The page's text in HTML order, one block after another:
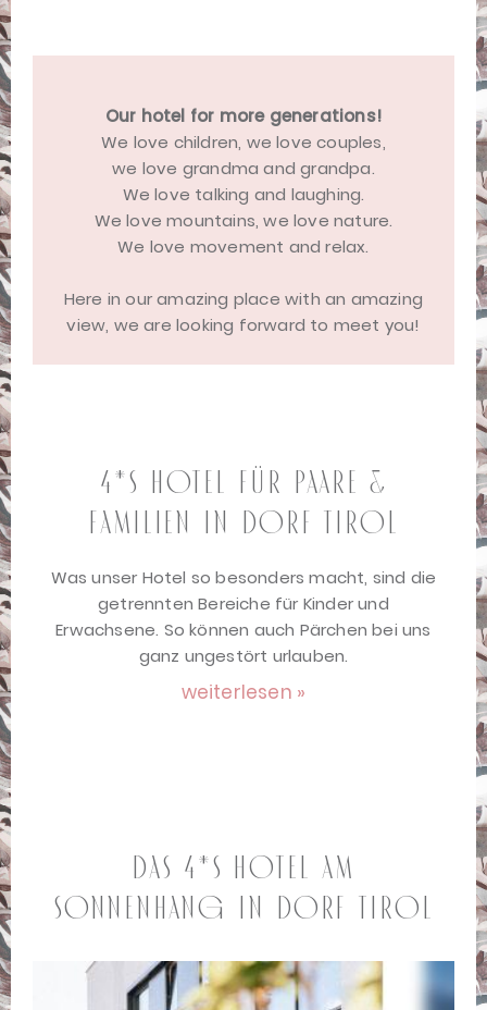
Our hotel for more generations!
We love children, we love couples,
we love grandma and grandpa.
We love talking and laughing.
We love mountains, we love nature.
We love movement and relax.
Here in our amazing place with an amazing
view, we are looking forward to meet you!
4*S Hotel für Paare &
Familien in Dorf Tirol
Was unser Hotel so besonders macht, sind die
getrennten Bereiche für Kinder und
Erwachsene. So können auch Pärchen bei uns
ganz ungestört urlauben.
weiterlesen »
DAS 4*S HOTEL AM
SONNENHANG IN DORF TIROL